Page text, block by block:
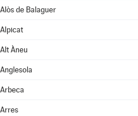
Alòs de Balaguer
Alpicat
Alt Àneu
Anglesola
Arbeca
Arres